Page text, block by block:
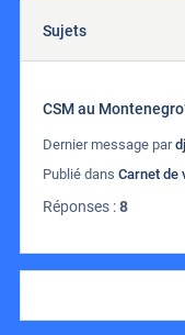
Sujets
CSM au
Dernier message par
Publié dans Carnet de
Réponses :8